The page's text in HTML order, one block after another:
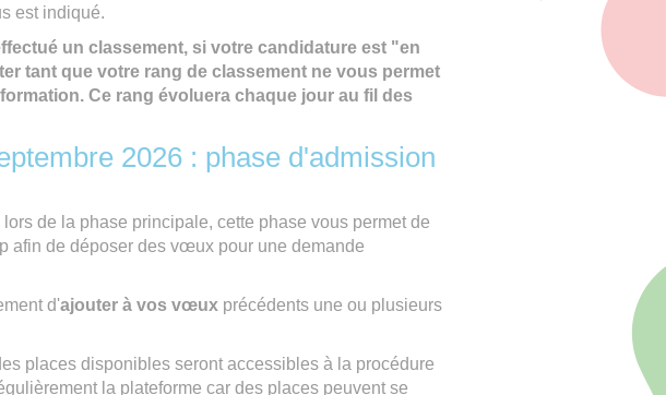
est indiqué.
un classement, si votre candidature est "en
tant que votre rang de classement ne vous permet
Ce rang évoluera chaque jour au fil des
2026 : phase d'admission
de la phase principale, cette phase vous permet de
afin de déposer des vœux pour une demande
d'ajouter à vos vœuxprécédents une ou plusieurs
places disponibles seront accessibles à la procédure
la plateforme car des places peuvent se